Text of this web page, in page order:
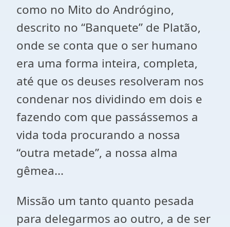
como no Mito do Andrógino,
descrito no “Banquete” de Platão,
onde se conta que o ser humano
era uma forma inteira, completa,
até que os deuses resolveram nos
condenar nos dividindo em dois e
fazendo com que passássemos a
vida toda procurando a nossa
“outra metade”, a nossa alma
gêmea...
Missão um tanto quanto pesada
para delegarmos ao outro, a de ser